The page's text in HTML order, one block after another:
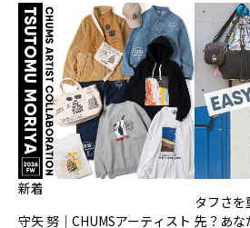
新着
守矢 努｜CHUMSアーティスト
タフさ
先？あな